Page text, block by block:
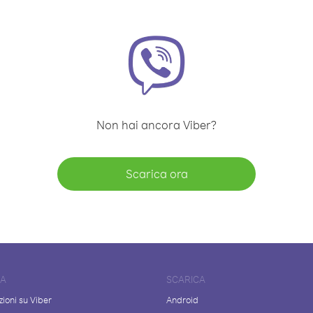
Non hai ancora Viber?
Scarica ora
su Viber
SCARICA
Android